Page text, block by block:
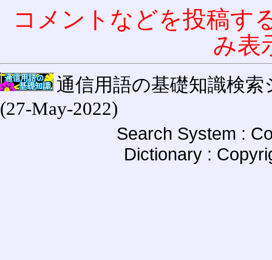
コメントなどを投稿す
み表
通信用語の基礎知識検索
(27-May-2022)
Search System :
Dictionary :